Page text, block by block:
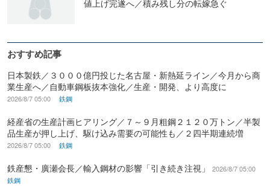
値上げ完遂へ／積み残し分の転嫁急ぐ
おすすめ記事
日本製鉄／３０００億円投じた名古屋・新熱延ライン／今月から商
業生産へ／自動車鋼板抜本強化／生産・開発、より高度に
2026/8/7 05:00 鉄鋼
経産省の生産計画ヒアリング／７～９月粗鋼２１２０万トン／半製
品生産が押し上げ、駆け込み需要の可能性も／２四半期連続増
2026/8/7 05:00 鉄鋼
鉄産懇・廣瀬会長／輸入鋼材の影響「引き続き注視」
2026/8/7 05:00
鉄鋼